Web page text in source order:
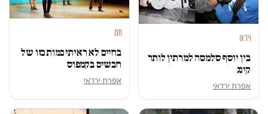
וידאו
בין יוסף סלמסה למרתין לותר
קינג
אפרת ירדאי
חם
בחיים לא ראיתי כמות כזו של
חבשים בקמפוס
אפרת ירדאי